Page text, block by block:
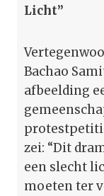
Licht”
Bachao
afbeelding
zei: “Dit
een slecht
moeten ter